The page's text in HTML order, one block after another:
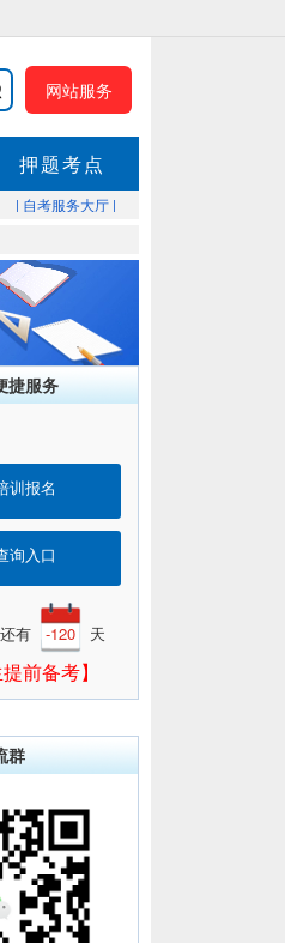
网站服务
押题考点
| 自考服务大厅 |
捷服务
训报名
询入口
有 -120 天
前备考】
群